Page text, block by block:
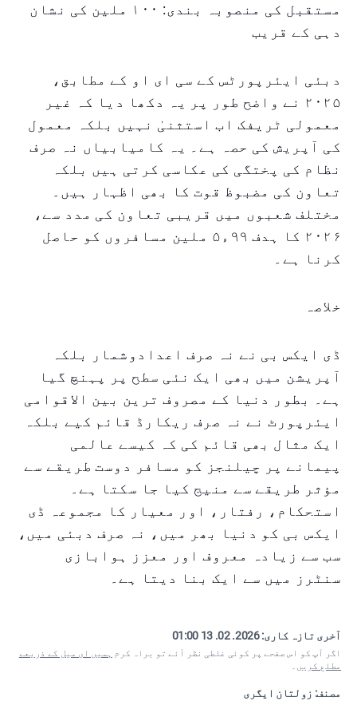
مستقبل کی منصوبہ بندی: ۱۰۰ ملین کی نشان
دہی کے قریب
دبئی ایئرپورٹس کے سی ای او کے مطابق،
۲۰۲۵ نے واضح طور پر یہ دکھا دیا کہ غیر
معمولی ٹریفک اب استثنیٰ نہیں بلکہ معمول
کی آپریش کی حصہ ہے۔ یہ کامیابیاں نہ صرف
نظام کی پختگی کی عکاسی کرتی ہیں بلکہ
تعاون کی مضبوظ قوت کا بھی اظہار ہیں۔
مختلف شعبوں میں قریبی تعاون کی مدد سے،
۲۰۲۶ کا ہدف ۹۹ء۵ ملین مسافروں کو حاصل
کرنا ہے۔
خلاصہ
ڈی ایکس بی نے نہ صرف اعدادوشمار بلکہ
آپریشن میں بھی ایک نئی سطح پر پہنچ گیا
ہے۔ بطور دنیا کے مصروف ترین بین الاقوامی
ایئرپورٹ نے نہ صرف ریکارڈ قائم کیے بلکہ
ایک مثال بھی قائم کی کہ کیسے عالمی
پیمانے پر چیلنجز کو مسافر دوست طریقے سے
مؤثر طریقے سے منیج کیا جا سکتا ہے۔
استحکام، رفتار، اور معیار کا مجموعہ ڈی
ایکس بی کو دنیا بھر میں، نہ صرف دبئی میں،
سب سے زیادہ معروف اور معزز ہوابازی
سنٹرز میں سے ایک بنا دیتا ہے۔
آخری تازہ کاری:2026. 02. 13 01:00
اگر آپ کو اس صفحے پر کوئی غلطی نظر آئے تو براہ کرم ہمیں ای میل کے ذریعے
مطلع کریں ۔
مصنف: زولتان ایگری